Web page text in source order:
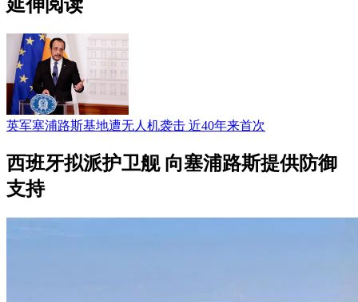
延伸阅读
英军塞浦路斯基地遭无人机袭击 近40年来首次
西班牙拟派护卫舰 向塞浦路斯提供防御
支持